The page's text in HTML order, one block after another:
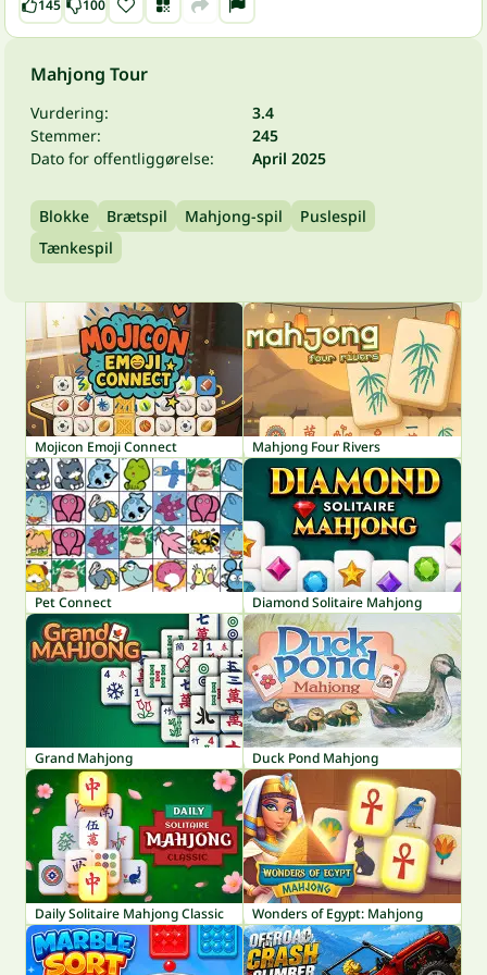
145 100
Mahjong Tour
Vurdering:
3.4
Stemmer:
245
Dato for offentliggørelse:
April 2025
Blokke Brætspil Mahjong-spil
Puslespil
Tænkespil
Mojicon Emoji Connect Mahjong Four Rivers
Pet Connect Diamond Solitaire Mahjong
Grand Mahjong Duck Pond Mahjong
Daily Solitaire Mahjong Classic Wonders of Egypt: Mahjong